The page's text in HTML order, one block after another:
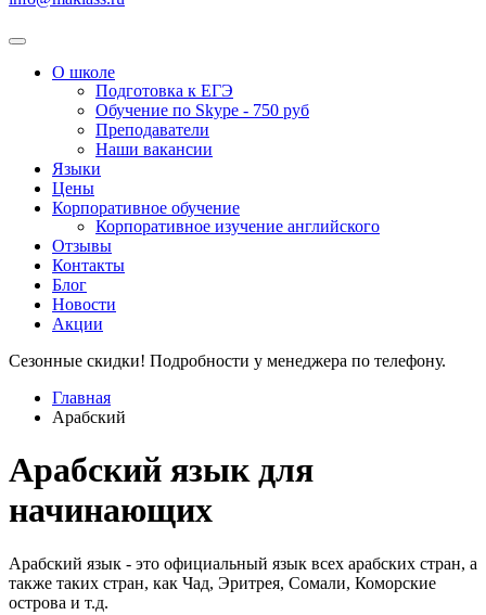
О школе
Подготовка к ЕГЭ
Обучение по Skype - 750 руб
Преподаватели
Наши вакансии
Языки
Цены
Корпоративное обучение
Корпоративное изучение английского
Отзывы
Контакты
Блог
Новости
Акции
Сезонные скидки! Подробности у менеджера по телефону.
Главная
Арабский
Арабский язык для
начинающих
Арабский язык - это официальный язык всех арабских стран, а
также таких стран, как Чад, Эритрея, Сомали, Коморские
острова и т.д.